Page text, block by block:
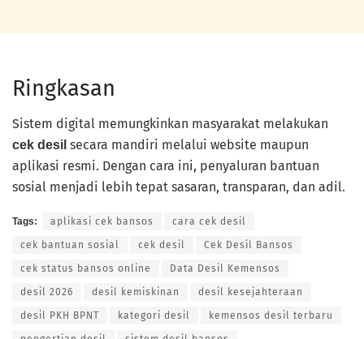
Ringkasan
Sistem digital memungkinkan masyarakat melakukan
cek desil secara mandiri melalui website maupun
aplikasi resmi. Dengan cara ini, penyaluran bantuan
sosial menjadi lebih tepat sasaran, transparan, dan adil.
Tags: aplikasi cek bansos cara cek desil
cek bantuan sosial cek desil Cek Desil Bansos
cek status bansos online Data Desil Kemensos
desil 2026 desil kemiskinan desil kesejahteraan
desil PKH BPNT kategori desil kemensos desil terbaru